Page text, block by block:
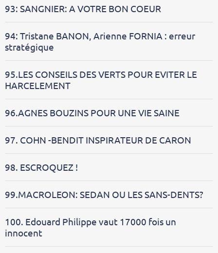
93: SANGNIER: A VOTRE BON COEUR
94: Tristane BANON, Arienne FORNIA : erreur
stratégique
95.LES CONSEILS DES VERTS POUR EVITER LE
HARCELEMENT
96.AGNES BOUZINS POUR UNE VIE SAINE
97. COHN -BENDIT INSPIRATEUR DE CARON
98. ESCROQUEZ !
99.MACROLEON: SEDAN OU LES SANS-DENTS?
100. Edouard Philippe vaut 17000 fois un
innocent